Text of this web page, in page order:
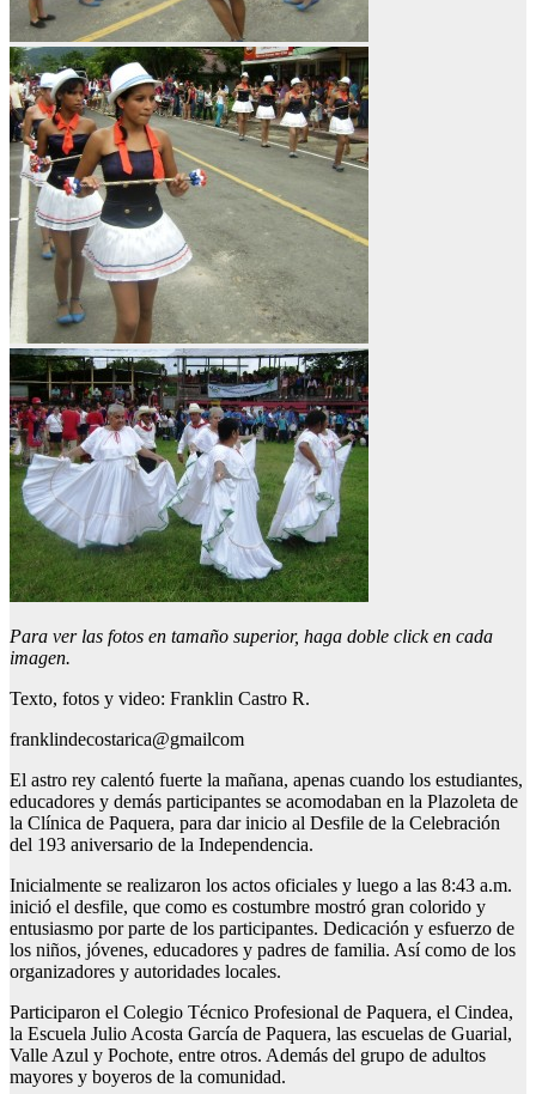
Para ver las fotos en tamaño superior, haga doble click en cada
imagen.
Texto, fotos y video: Franklin Castro R.
franklindecostarica@gmailcom
El astro rey calentó fuerte la mañana, apenas cuando los estudiantes,
educadores y demás participantes se acomodaban en la Plazoleta de
la Clínica de Paquera, para dar inicio al Desfile de la Celebración
del 193 aniversario de la Independencia.
Inicialmente se realizaron los actos oficiales y luego a las 8:43 a.m.
inició el desfile, que como es costumbre mostró gran colorido y
entusiasmo por parte de los participantes. Dedicación y esfuerzo de
los niños, jóvenes, educadores y padres de familia. Así como de los
organizadores y autoridades locales.
Participaron el Colegio Técnico Profesional de Paquera, el Cindea,
la Escuela Julio Acosta García de Paquera, las escuelas de Guarial,
Valle Azul y Pochote, entre otros. Además del grupo de adultos
mayores y boyeros de la comunidad.